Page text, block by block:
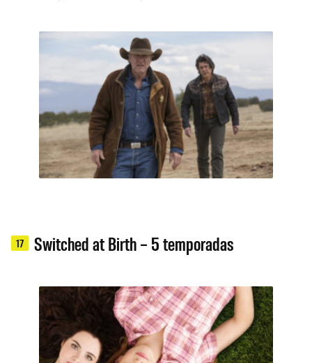
17 Switched at Birth – 5 temporadas